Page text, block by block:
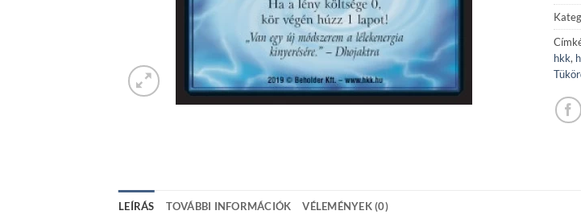
hkk,
LEÍRÁS TOVÁBBI INFORMÁCIÓK VÉLEMÉNYEK (0)